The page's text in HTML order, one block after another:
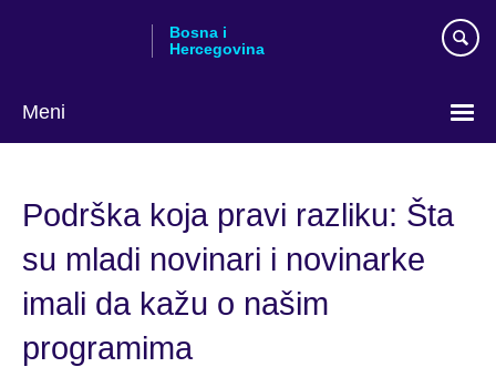
Bosna i
Hercegovina
Meni
language
Podrška koja pravi razliku: Šta
su mladi novinari i novinarke
imali da kažu o našim
programima